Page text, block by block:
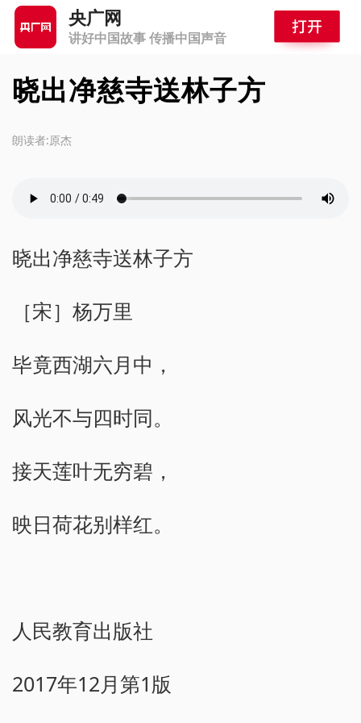
央广网
讲好中国故事 传播中国声音
晓出净慈寺送林子方
朗读者:原杰
晓出净慈寺送林子方
［宋］杨万里
毕竟西湖六月中，
风光不与四时同。
接天莲叶无穷碧，
映日荷花别样红。
人民教育出版社
2017年12月第1版